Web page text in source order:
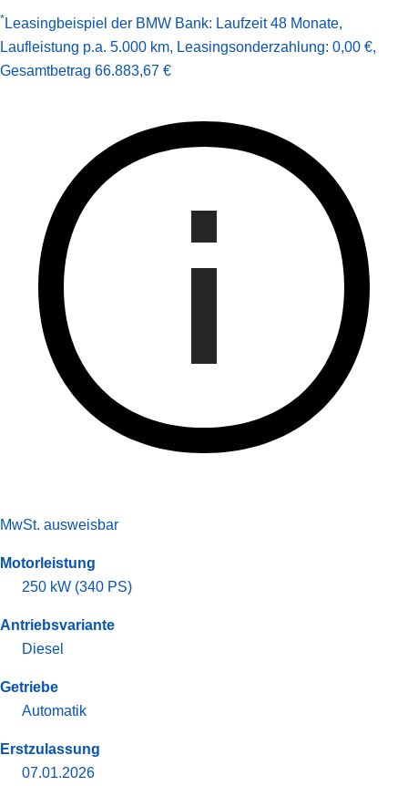
* Leasingbeispiel der BMW Bank: Laufzeit 48 Monate,
Laufleistung p.a. 5.000 km, Leasingsonderzahlung: 0,00 €,
Gesamt­betrag 66.883,67 €
MwSt. ausweisbar
Motorleistung
250 kW (340 PS)
Antriebsvariante
Diesel
Getriebe
Automatik
Erstzulassung
07.01.2026